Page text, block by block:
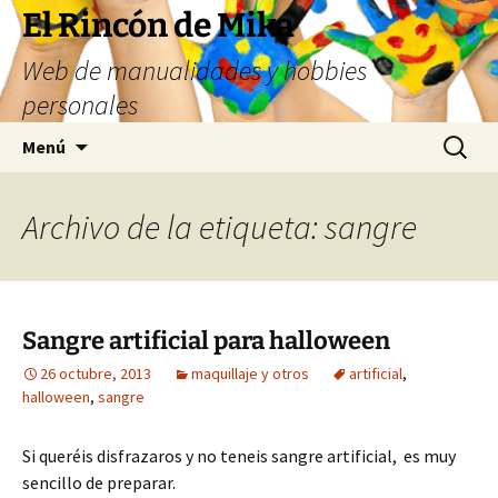
Saltar
contenido
El Rincón de Mika
Web de manualidades y hobbies
personales
Menú Buscar:
Archivo de la etiqueta: sangre
Sangre artificial para halloween
26 octubre, 2013 maquillaje y otros artificial,
halloween, sangre
Si queréis disfrazaros y no teneis sangre artificial, es muy
sencillo de preparar.